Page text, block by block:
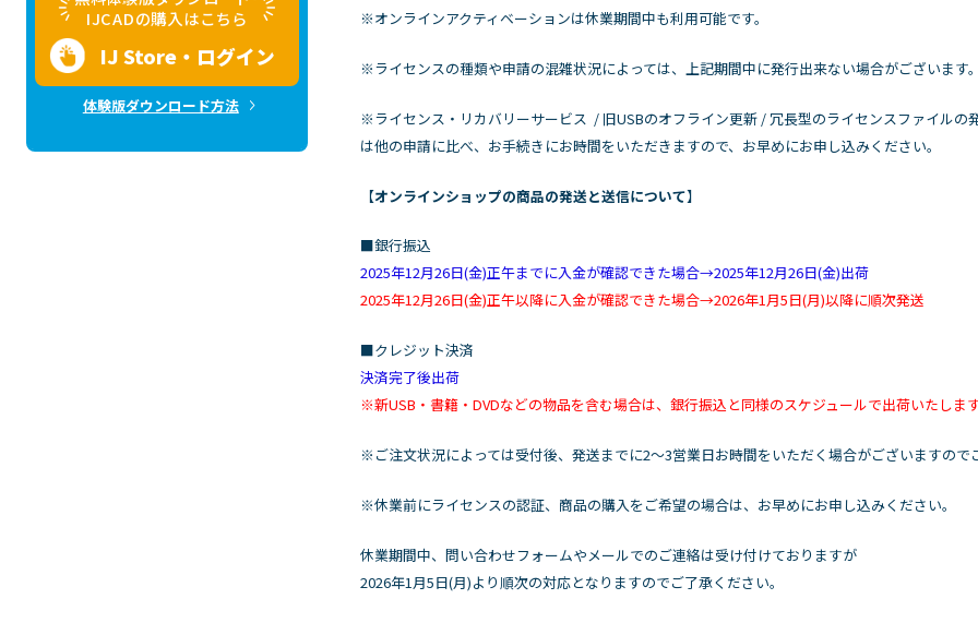
IJCADの購入はこちら
IJ Store・ログイン
体験版ダウンロード方法
※オンラインアクティベーションは休業期間中も利用可能です。
※ライセンスの種類や申請の混雑状況によっては、上記期間中に発行出来ない場合がございます。
※ライセンス・リカバリーサービス / 旧USBのオフライン更新 / 冗長型のライセンスファイルの
は他の申請に比べ、お手続きにお時間をいただきますので、お早めにお申し込みください。
【オンラインショップの商品の発送と送信について】
■銀行振込
2025年12月26日(金)正午までに入金が確認できた場合→2025年12月26日(金)出荷
2025年12月26日(金)正午以降に入金が確認できた場合→2026年1月5日(月)以降に順次発送
■クレジット決済
決済完了後出荷
※新USB・書籍・DVDなどの物品を含む場合は、銀行振込と同様のスケジュールで出荷いたします
※ご注文状況によっては受付後、発送までに2～3営業日お時間をいただく場合がございますので
※休業前にライセンスの認証、商品の購入をご希望の場合は、お早めにお申し込みください。
休業期間中、問い合わせフォームやメールでのご連絡は受け付けておりますが
2026年1月5日(月)より順次の対応となりますのでご了承ください。